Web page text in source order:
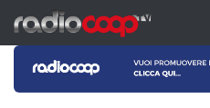
Salta al contenuto